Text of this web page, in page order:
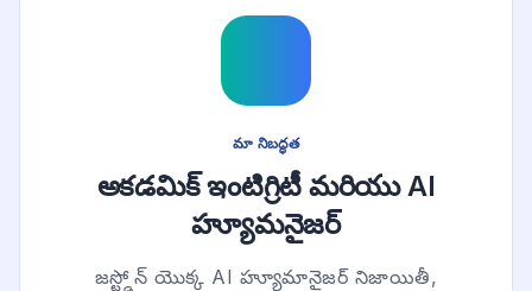
మా నిబద్ధత
అకడమిక్ ఇంటిగ్రిటీ మరియు AI
హ్యూమనైజర్
జస్ట్డోన్ యొక్క AI హ్యూమానైజర్ నిజాయితీ,